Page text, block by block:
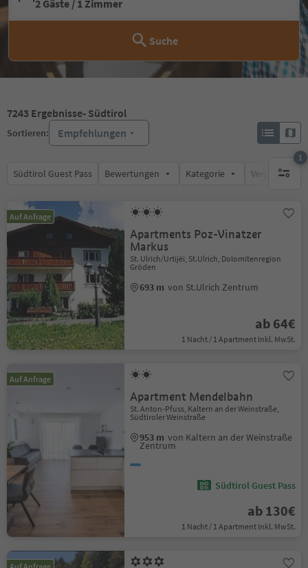
2 Gäste / 1 Zimmer
Suche
7243 Ergebnisse- Südtirol
Sortieren: Empfehlungen
Südtirol Guest Pass Bewertungen Kategorie
1
1
Auf Anfrage
Apartments Poz-Vinatzer
Markus
St. Ulrich/Urtijëi, St.Ulrich, Dolomitenregion
Gröden
693 m von St.Ulrich Zentrum
ab 64€
1 Nacht / 1 Apartment Inkl. MwSt.
Auf Anfrage
Apartment Mendelbahn
St. Anton-Pfuss, Kaltern an der Weinstraße,
Südtiroler Weinstraße
953 m von Kaltern an der Weinstraße
Zentrum
Südtirol Guest Pass
ab 130€
1 Nacht / 1 Apartment Inkl. MwSt.